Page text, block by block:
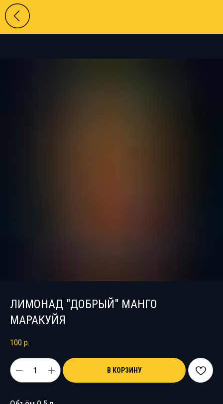
ЛИМОНАД "ДОБРЫЙ" МАНГО
МАРАКУЙЯ
100 р.
В КОРЗИНУ